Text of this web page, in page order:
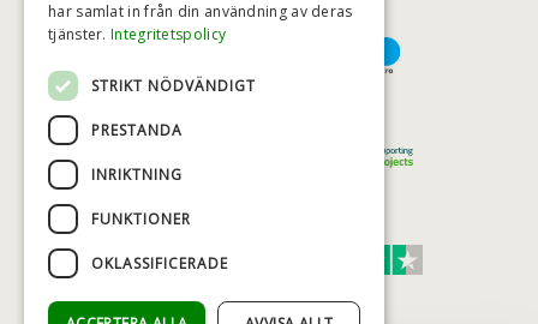
BETALNINGSALTERNATIV
har samlat in från din användning av deras
tjänster. Integritetspolicy
STRIKT NÖDVÄNDIGT
PRESTANDA
INRIKTNING
FUNKTIONER
OKLASSIFICERADE